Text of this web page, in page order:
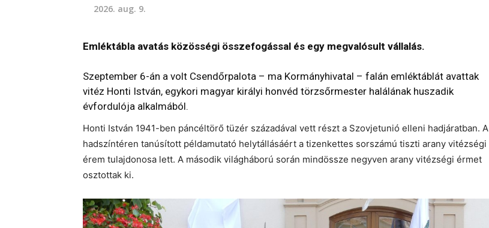
2026. aug. 9.
Emléktábla avatás közösségi összefogással és egy megvalósult vállalás.
Szeptember 6-án a volt Csendőrpalota – ma Kormányhivatal – falán emléktáblát avattak
vitéz Honti István, egykori magyar királyi honvéd törzsőrmester halálának huszadik
évfordulója alkalmából.
Honti István 1941-ben páncéltörő tüzér századával vett részt a Szovjetunió elleni hadjáratban. A
hadszíntéren tanúsított példamutató helytállásáért a tizenkettes sorszámú tiszti arany vitézségi
érem tulajdonosa lett. A második világháború során mindössze negyven arany vitézségi érmet
osztottak ki.